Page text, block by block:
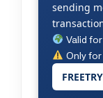
sending
Valid
Only